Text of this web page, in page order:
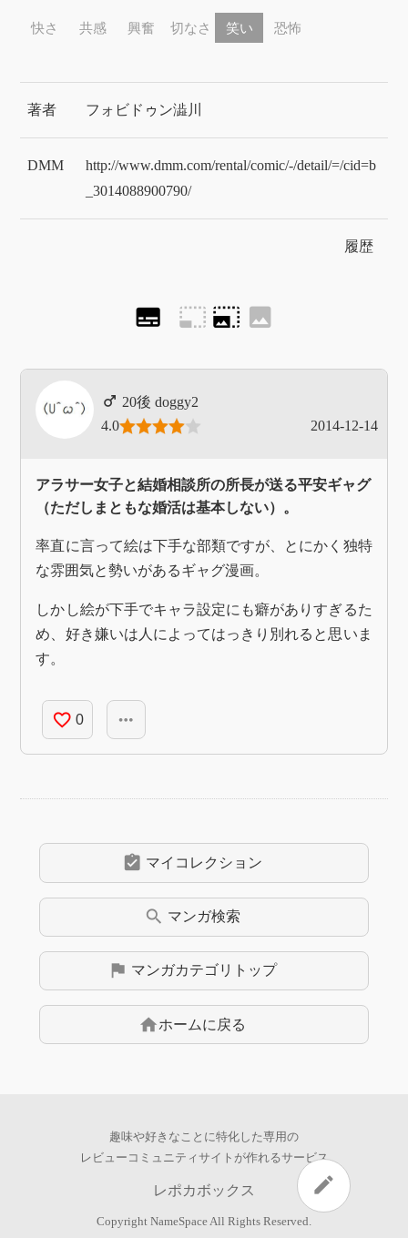
edit
快さ 共感 興奮 切なさ 笑い 恐怖
著者 フォビドゥン澁川
DMM
http://www.dmm.com/rental/comic/-/detail/=/cid=b
_3014088900790/
履歴
subtitles photo_size_select_small photo_size_select_large image
doggy2
4.0
2014-12-14
アラサー女子と結婚相談所の所長が送る平安ギャグ
（ただしまともな婚活は基本しない）。
率直に言って絵は下手な部類ですが、とにかく独特
な雰囲気と勢いがあるギャグ漫画。
しかし絵が下手でキャラ設定にも癖がありすぎるた
め、好き嫌いは人によってはっきり別れると思いま
す。
favorite_border 0 more_horiz
assignment_turned_in マイコレクション
search マンガ検索
flag マンガカテゴリトップ
homeホームに戻る
趣味や好きなことに特化した専用の
レビューコミュニティサイトが作れるサービス
レポカボックス
Copyright NameSpaceAll Rights Reserved.